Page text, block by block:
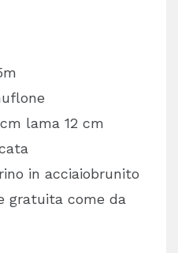
lama 12 cm
in acciaiobrunito
gratuita come da